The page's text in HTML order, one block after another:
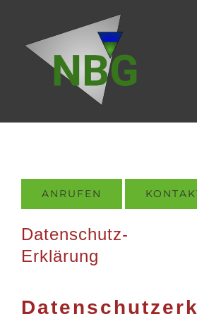
springen
ANRUFEN
Datenschutz-
Erklärung